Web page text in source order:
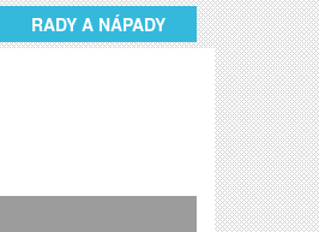
RADY A NÁPADY